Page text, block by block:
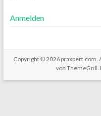
Anmelden
Copyright © 2026 praxpert.com
von ThemeGrill.